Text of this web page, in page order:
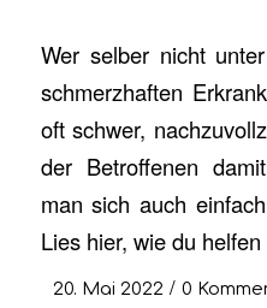
Wer selber nicht
schmerzhaften
oft schwer,
der Betroffenen
man sich auch
Lies hier, wie du
20. Mai 2022 / 0